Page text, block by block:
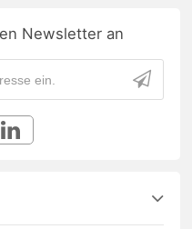
Newsletter an